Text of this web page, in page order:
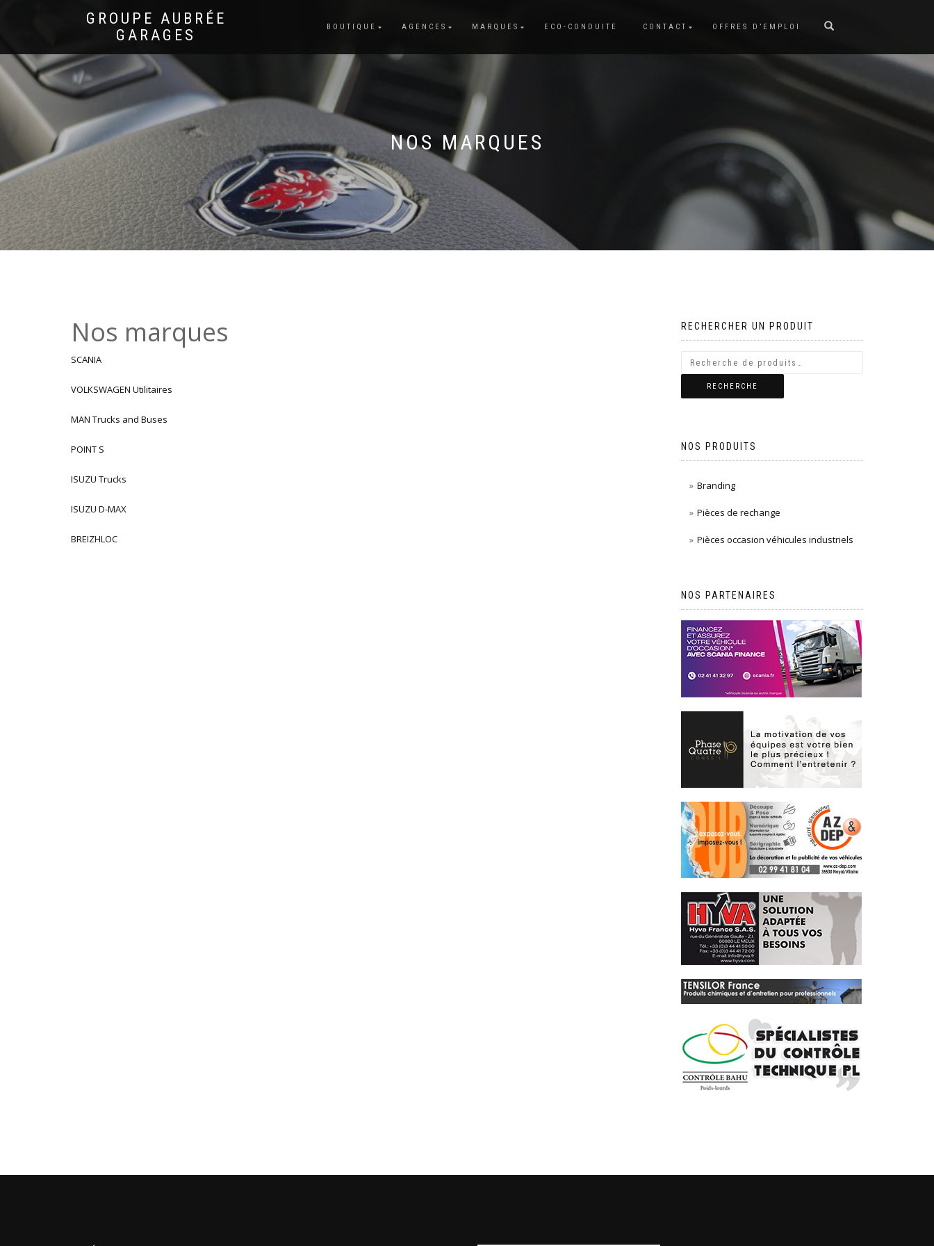
GROUPE AUBRÉE
GARAGES
BOUTIQUE AGENCES MARQUES ECO-CONDUITE CONTACT OFFRES D’EMPLOI
NOS MARQUES
Nos marques
SCANIA
VOLKSWAGEN Utilitaires
MAN Trucks and Buses
POINT S
ISUZU Trucks
ISUZU D-MAX
BREIZHLOC
RECHERCHER UN PRODUIT
RECHERCHE
NOS PRODUITS
Branding
Pièces de rechange
Pièces occasion véhicules industriels
NOS PARTENAIRES